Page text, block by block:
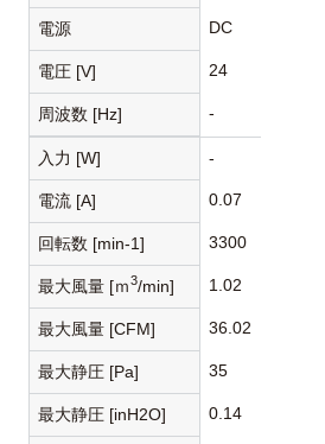
電源 DC
電圧 [V] 24
周波数 [Hz] -
入力 [W] -
電流 [A] 0.07
回転数 [min-1] 3300
最大風量 [ｍ3/min] 1.02
最大風量 [CFM] 36.02
最大静圧 [Pa] 35
最大静圧 [inH2O] 0.14